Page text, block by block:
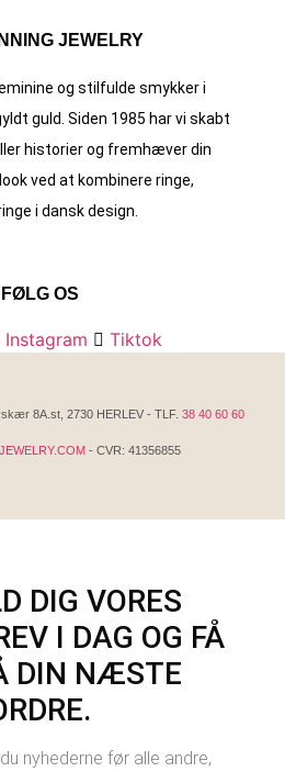
JEWELRY
og stilfulde smykker i
guld. Siden 1985 har vi skabt
historier og fremhæver din
ved at kombinere ringe,
i dansk design.
FØLG OS
Instagram Tiktok
8A.st, 2730 HERLEV - TLF. 38 40 60 60
- CVR: 41356855
DIG VORES
I DAG OG FÅ
DIN NÆSTE
nyhederne før alle andre,